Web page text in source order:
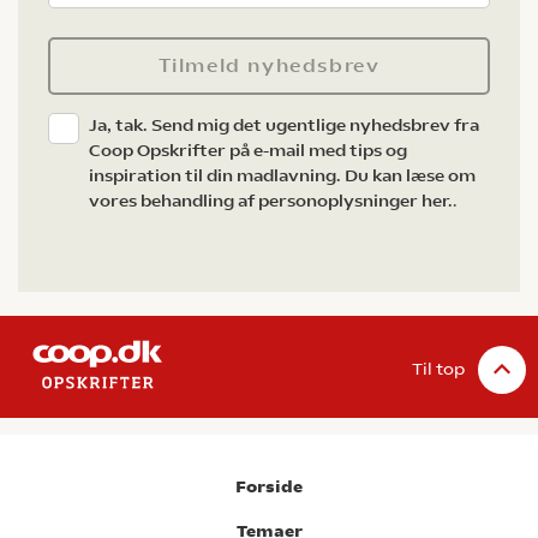
Tilmeld nyhedsbrev
Ja, tak. Send mig det ugentlige nyhedsbrev fra
Coop Opskrifter på e-mail med tips og
inspiration til din madlavning. Du kan læse om
vores behandling af personoplysninger her..
Til top
Forside
Temaer